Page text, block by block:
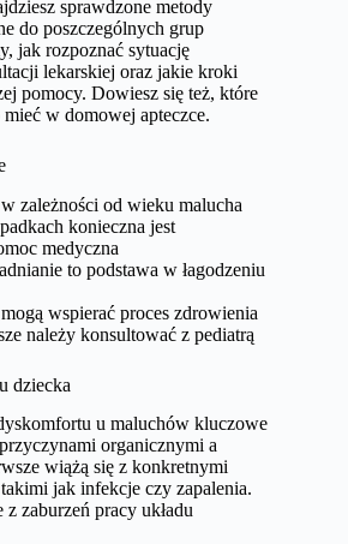
sprawdzone metody
do poszczególnych grup
jak rozpoznać sytuację
lekarskiej oraz jakie kroki
pomocy. Dowiesz się też, które
w domowej apteczce.
zależności od wieku malucha
konieczna jest
medyczna
to podstawa w łagodzeniu
wspierać proces zdrowienia
należy konsultować z pediatrą
dziecka
u maluchów kluczowe
organicznymi a
wiążą się z konkretnymi
jak infekcje czy zapalenia.
zaburzeń pracy układu